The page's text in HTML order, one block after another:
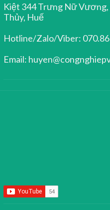
Kiệt 344 Trưng Nữ
Thủy, Huế
Hotline/Zalo/Viber:
Email: